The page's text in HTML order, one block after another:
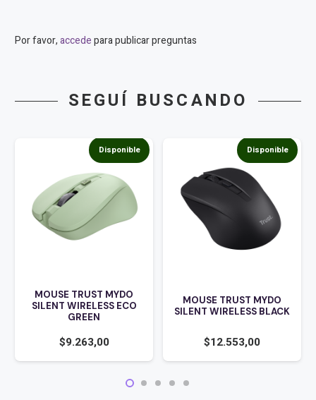
Por favor,accedepara publicar preguntas
SEGUÍ BUSCANDO
Disponible
MOUSE TRUST MYDO
SILENT WIRELESS ECO
GREEN
$9.263,00
Disponible
MOUSE TRUST MYDO
SILENT WIRELESS BLACK
$12.553,00